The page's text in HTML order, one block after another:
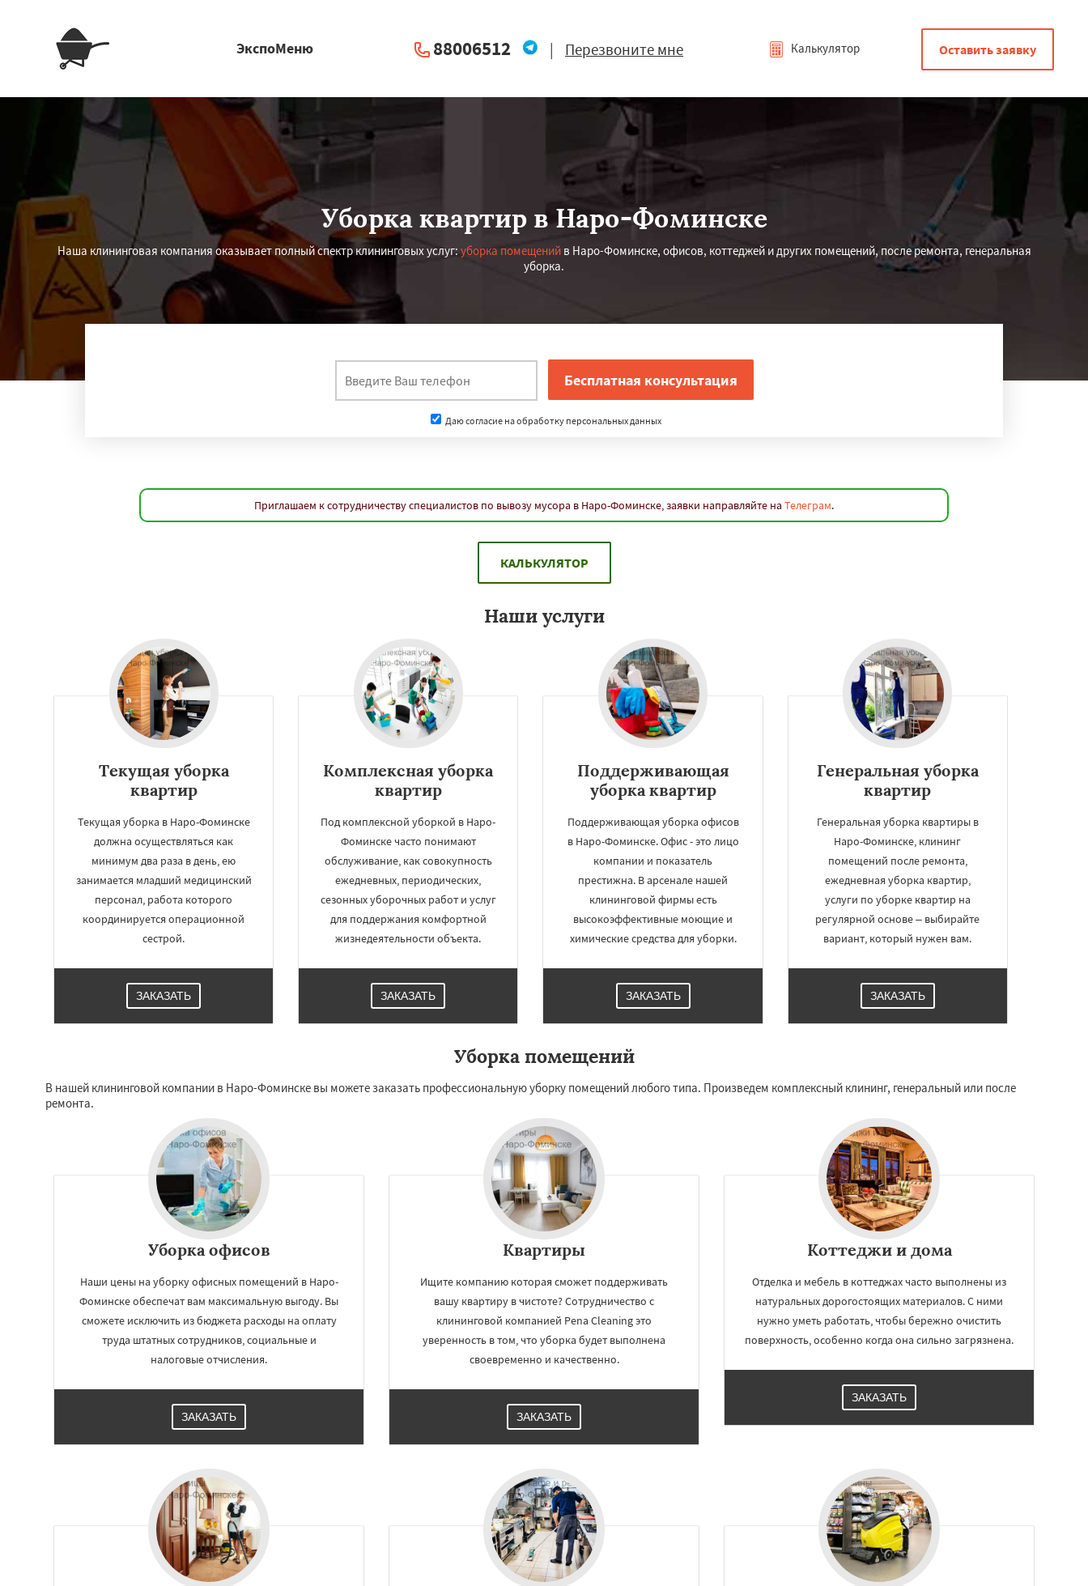
Работаем по
регионам
×
Серпухов Солнечногорск Купавна
Белоомут
ЭкспоМеню 88006512 | Перезвоните мне Калькулятор Оставить заявку
Уборка квартир в Наро-Фоминске
Наша клининговая компания оказывает полный спектр клининговых услуг: уборка помещенийв Наро-Фоминске, офисов, коттеджей и других помещений, после ремонта, генеральная
уборка.
Даю согласие на обработку персональных данных
Приглашаем к сотрудничеству специалистов по вывозу мусора в Наро-Фоминске, заявки направляйте на Телеграм.
КАЛЬКУЛЯТОР
Наши услуги
Текущая уборка
квартир
Текущая уборка в Наро-Фоминске
должна осуществляться как
минимум два раза в день, ею
занимается младший медицинский
персонал, работа которого
координируется операционной
сестрой.
ЗАКАЗАТЬ
Комплексная уборка
квартир
Под комплексной уборкой в Наро-
Фоминске часто понимают
обслуживание, как совокупность
ежедневных, периодических,
сезонных уборочных работ и услуг
для поддержания комфортной
жизнедеятельности объекта.
ЗАКАЗАТЬ
Поддерживающая
уборка квартир
Поддерживающая уборка офисов
в Наро-Фоминске. Офис - это лицо
компании и показатель
престижна. В арсенале нашей
клининговой фирмы есть
высокоэффективные моющие и
химические средства для уборки.
ЗАКАЗАТЬ
Генеральная уборка
квартир
Генеральная уборка квартиры в
Наро-Фоминске, клининг
помещений после ремонта,
ежедневная уборка квартир,
услуги по уборке квартир на
регулярной основе – выбирайте
вариант, который нужен вам.
ЗАКАЗАТЬ
Уборка помещений
В нашей клининговой компании в Наро-Фоминске вы можете заказать профессиональную уборку помещений любого типа. Произведем комплексный клининг, генеральный или после
ремонта.
Уборка офисов
Наши цены на уборку офисных помещений в Наро-
Фоминске обеспечат вам максимальную выгоду. Вы
сможете исключить из бюджета расходы на оплату
труда штатных сотрудников, социальные и
налоговые отчисления.
ЗАКАЗАТЬ
Квартиры
Ищите компанию которая сможет поддерживать
вашу квартиру в чистоте? Сотрудничество с
клининговой компанией Pena Cleaning это
уверенность в том, что уборка будет выполнена
своевременно и качественно.
ЗАКАЗАТЬ
Коттеджи и дома
Отделка и мебель в коттеджах часто выполнены из
натуральных дорогостоящих материалов. С ними
нужно уметь работать, чтобы бережно очистить
поверхность, особенно когда она сильно загрязнена.
ЗАКАЗАТЬ
УЗНАТЬ ПОДРОБНЕЕ